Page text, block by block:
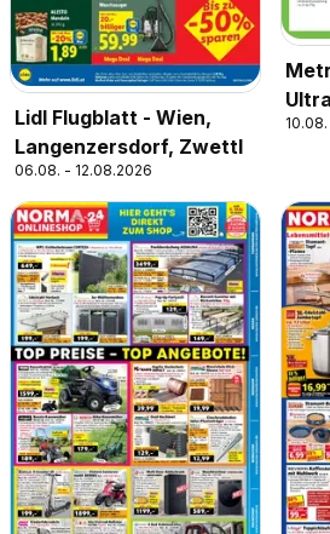
Lidl Flugblatt - Wien,
Langenzersdorf, Zwettl
06.08. - 12.08.2026